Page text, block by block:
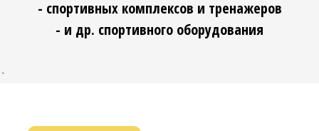
- спортивных комплексов и тренажеров
- и др. спортивного оборудования
`